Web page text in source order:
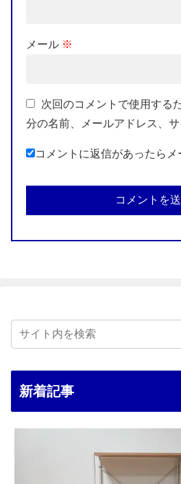
メール ※
次回のコメントで使用する
分の名前、メールアドレス、サ
コメントに返信があったらメ
新着記事